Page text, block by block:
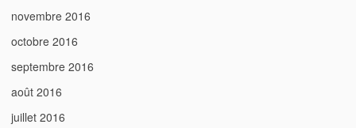
novembre 2016
octobre 2016
septembre 2016
août 2016
juillet 2016